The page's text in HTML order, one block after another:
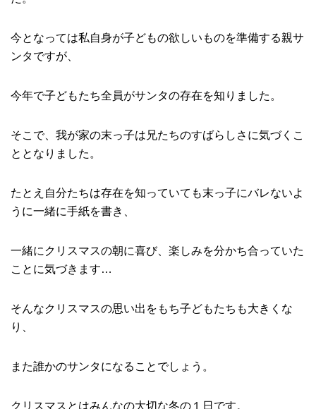
今となっては私自身が子どもの欲しいものを準備する親サ
ンタですが、
今年で子どもたち全員がサンタの存在を知りました。
そこで、我が家の末っ子は兄たちのすばらしさに気づくこ
ととなりました。
たとえ自分たちは存在を知っていても末っ子にバレないよ
うに一緒に手紙を書き、
一緒にクリスマスの朝に喜び、楽しみを分かち合っていた
ことに気づきます…
そんなクリスマスの思い出をもち子どもたちも大きくな
り、
また誰かのサンタになることでしょう。
クリスマスとはみんなの大切な冬の１日です。